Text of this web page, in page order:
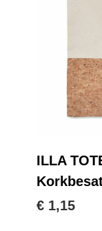
ILLA
€ 1,15